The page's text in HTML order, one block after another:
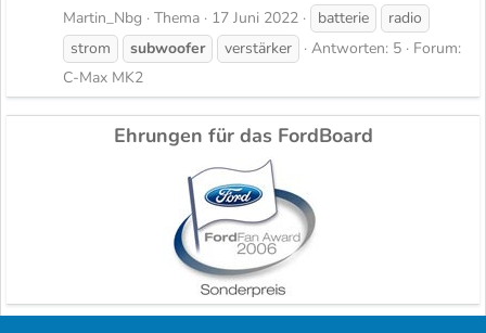
Martin_Nbg
Thema 17 Juni 2022 batterie
radio
strom
subwoofer verstärker Antworten: 5
Forum:
C-Max MK2
Ehrungen für das FordBoard